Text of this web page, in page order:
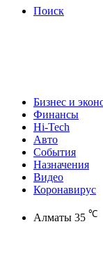
Поиск
Бизнес и
Финансы
Hi-Tech
Авто
События
Назначения
Видео
Коронавирус
Алматы 35 ℃